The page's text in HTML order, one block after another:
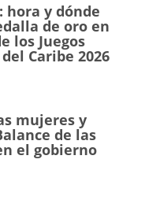
hora y dónde
de oro en
los Juegos
Caribe 2026
mujeres y
de las
el gobierno